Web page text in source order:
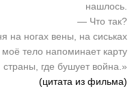
нашлось.
— Что так?
на ногах вены, на сиськах
тело напоминает карту
страны, где бушует война.»
(цитата из фильма)